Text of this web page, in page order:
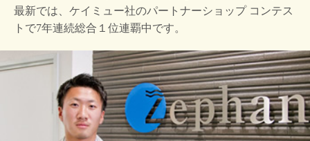
最新では、ケイミュー社のパートナーショップ コンテス
トで7年連続総合１位連覇中です。